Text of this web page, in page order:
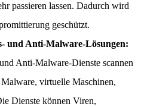
passieren lassen. Dadurch wird
geschützt.
und Anti-Malware-Lösungen:
Anti-Malware-Dienste scannen
virtuelle Maschinen,
Dienste können Viren,